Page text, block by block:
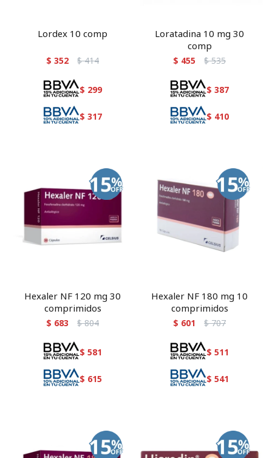
Lordex 10 comp
$ 352 $ 414
$ 299
$ 317
Loratadina 10 mg 30
comp
$ 455 $ 535
$ 387
$ 410
Hexaler NF 120 mg 30
comprimidos
$ 683 $ 804
$ 581
$ 615
Hexaler NF 180 mg 10
comprimidos
$ 601 $ 707
$ 511
$ 541